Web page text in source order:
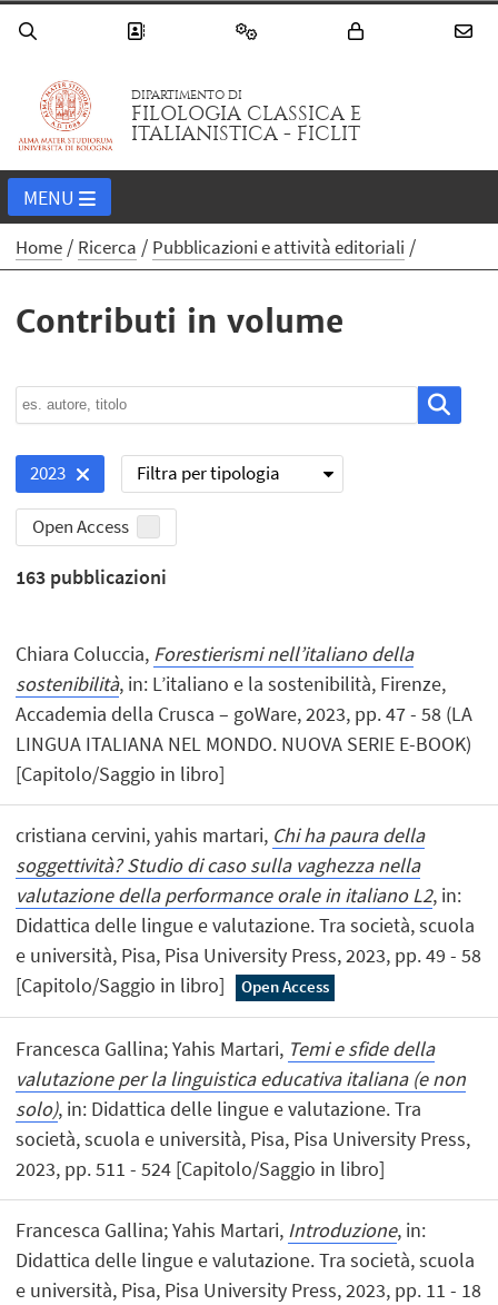
DIPARTIMENTO DI
FILOLOGIA CLASSICA E
ITALIANISTICA - FICLIT
MENU
Home Ricerca Pubblicazioni e attività editoriali
Contributi in volume
2023 Filtra per tipologia
Open Access
163 pubblicazioni
Chiara Coluccia, Forestierismi nell’italiano della
sostenibilità, in: L’italiano e la sostenibilità, Firenze,
Accademia della Crusca – goWare, 2023, pp. 47 - 58 (LA
LINGUA ITALIANA NEL MONDO. NUOVA SERIE E-BOOK)
[Capitolo/Saggio in libro]
cristiana cervini, yahis martari, Chi ha paura della
soggettività? Studio di caso sulla vaghezza nella
valutazione della performance orale in italiano L2, in:
Didattica delle lingue e valutazione. Tra società, scuola
e università, Pisa, Pisa University Press, 2023, pp. 49 - 58
[Capitolo/Saggio in libro]
Open Access
Francesca Gallina; Yahis Martari, Temi e sfide della
valutazione per la linguistica educativa italiana (e non
solo), in: Didattica delle lingue e valutazione. Tra
società, scuola e università, Pisa, Pisa University Press,
2023, pp. 511 - 524 [Capitolo/Saggio in libro]
Francesca Gallina; Yahis Martari, Introduzione, in:
Didattica delle lingue e valutazione. Tra società, scuola
e università, Pisa, Pisa University Press, 2023, pp. 11 - 18